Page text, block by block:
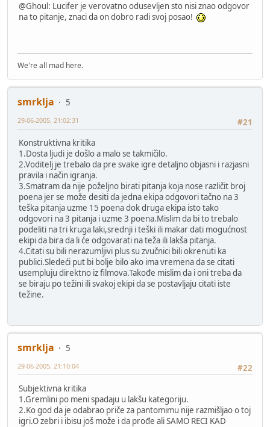
@Ghoul: Lucifer je verovatno odusevljen sto nisi znao odgovor
na to pitanje, znaci da on dobro radi svoj posao!
We're all mad here.
smrklja
5
#21
29-06-2005, 21:02:31
Konstruktivna kritika
1.Dosta ljudi je došlo a malo se takmičilo.
2.Voditelj je trebalo da pre svake igre detaljno objasni i razjasni
pravila i način igranja.
3.Smatram da nije poželjno birati pitanja koja nose različit broj
poena jer se može desiti da jedna ekipa odgovori tačno na 3
teška pitanja uzme 15 poena dok druga ekipa isto tako
odgovori na 3 pitanja i uzme 3 poena.Mislim da bi to trebalo
podeliti na tri kruga laki,srednji i teški ili makar dati mogućnost
ekipi da bira da li će odgovarati na teža ili lakša pitanja.
4.Citati su bili nerazumljivi plus su zvučnici bili okrenuti ka
publici.Sledeći put bi bolje bilo ako ima vremena da se citati
usempluju direktno iz filmova.Takođe mislim da i oni treba da
se biraju po težini ili svakoj ekipi da se postavljaju citati iste
težine.
smrklja
5
#22
29-06-2005, 21:10:04
Subjektivna kritika
1.Gremlini po meni spadaju u lakšu kategoriju.
2.Ko god da je odabrao priče za pantomimu nije razmišljao o toj
igri.O zebri i ibisu još može i da prođe ali SAMO RECI KAD